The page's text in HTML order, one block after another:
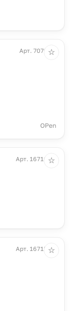
Арт. 7079.60
OPen
☆
Арт. 16710.40
☆
Арт. 16715.60
☆